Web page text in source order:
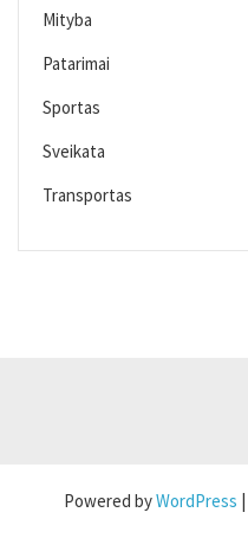
Mityba
Patarimai
Sportas
Sveikata
Transportas
Powered byWordPress |